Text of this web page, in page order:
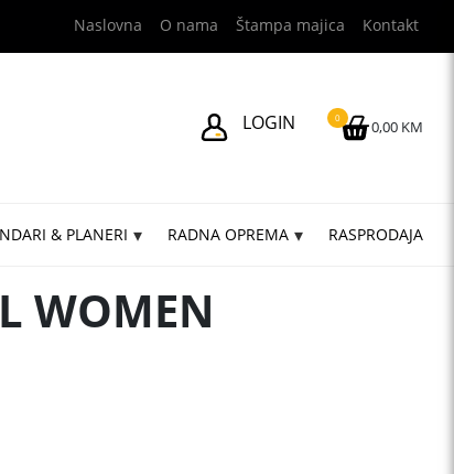
Naslovna O nama Štampa majica Kontakt
LOGIN 0,00 KM
0
& PLANERI RADNA OPREMA RASPRODAJA
WOMEN